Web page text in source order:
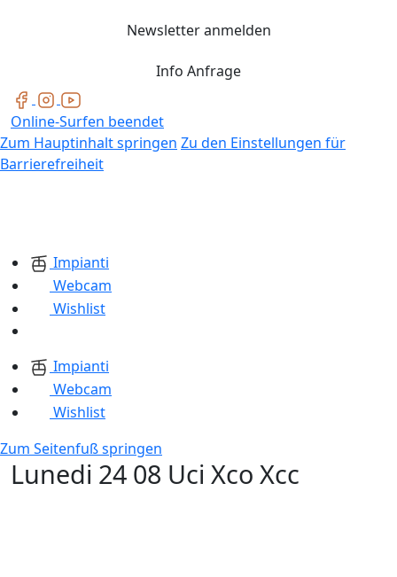
Newsletter anmelden
Info Anfrage
Online-Surfen beendet
Zum Hauptinhalt springen Zu den Einstellungen für
Barrierefreiheit
Impianti
Webcam
Wishlist
Impianti
Webcam
Wishlist
Zum Seitenfuß springen
Lunedi 24 08 Uci Xco Xcc